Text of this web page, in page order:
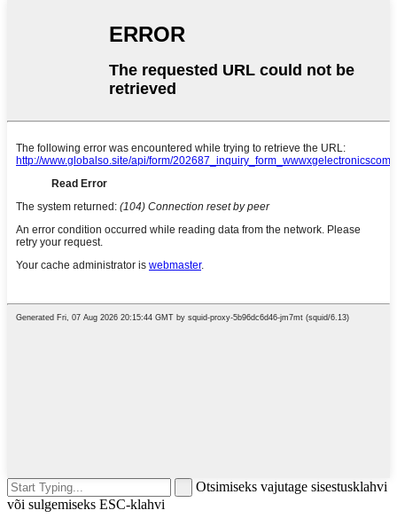
Otsimiseks vajutage sisestusklahvi
või sulgemiseks ESC-klahvi